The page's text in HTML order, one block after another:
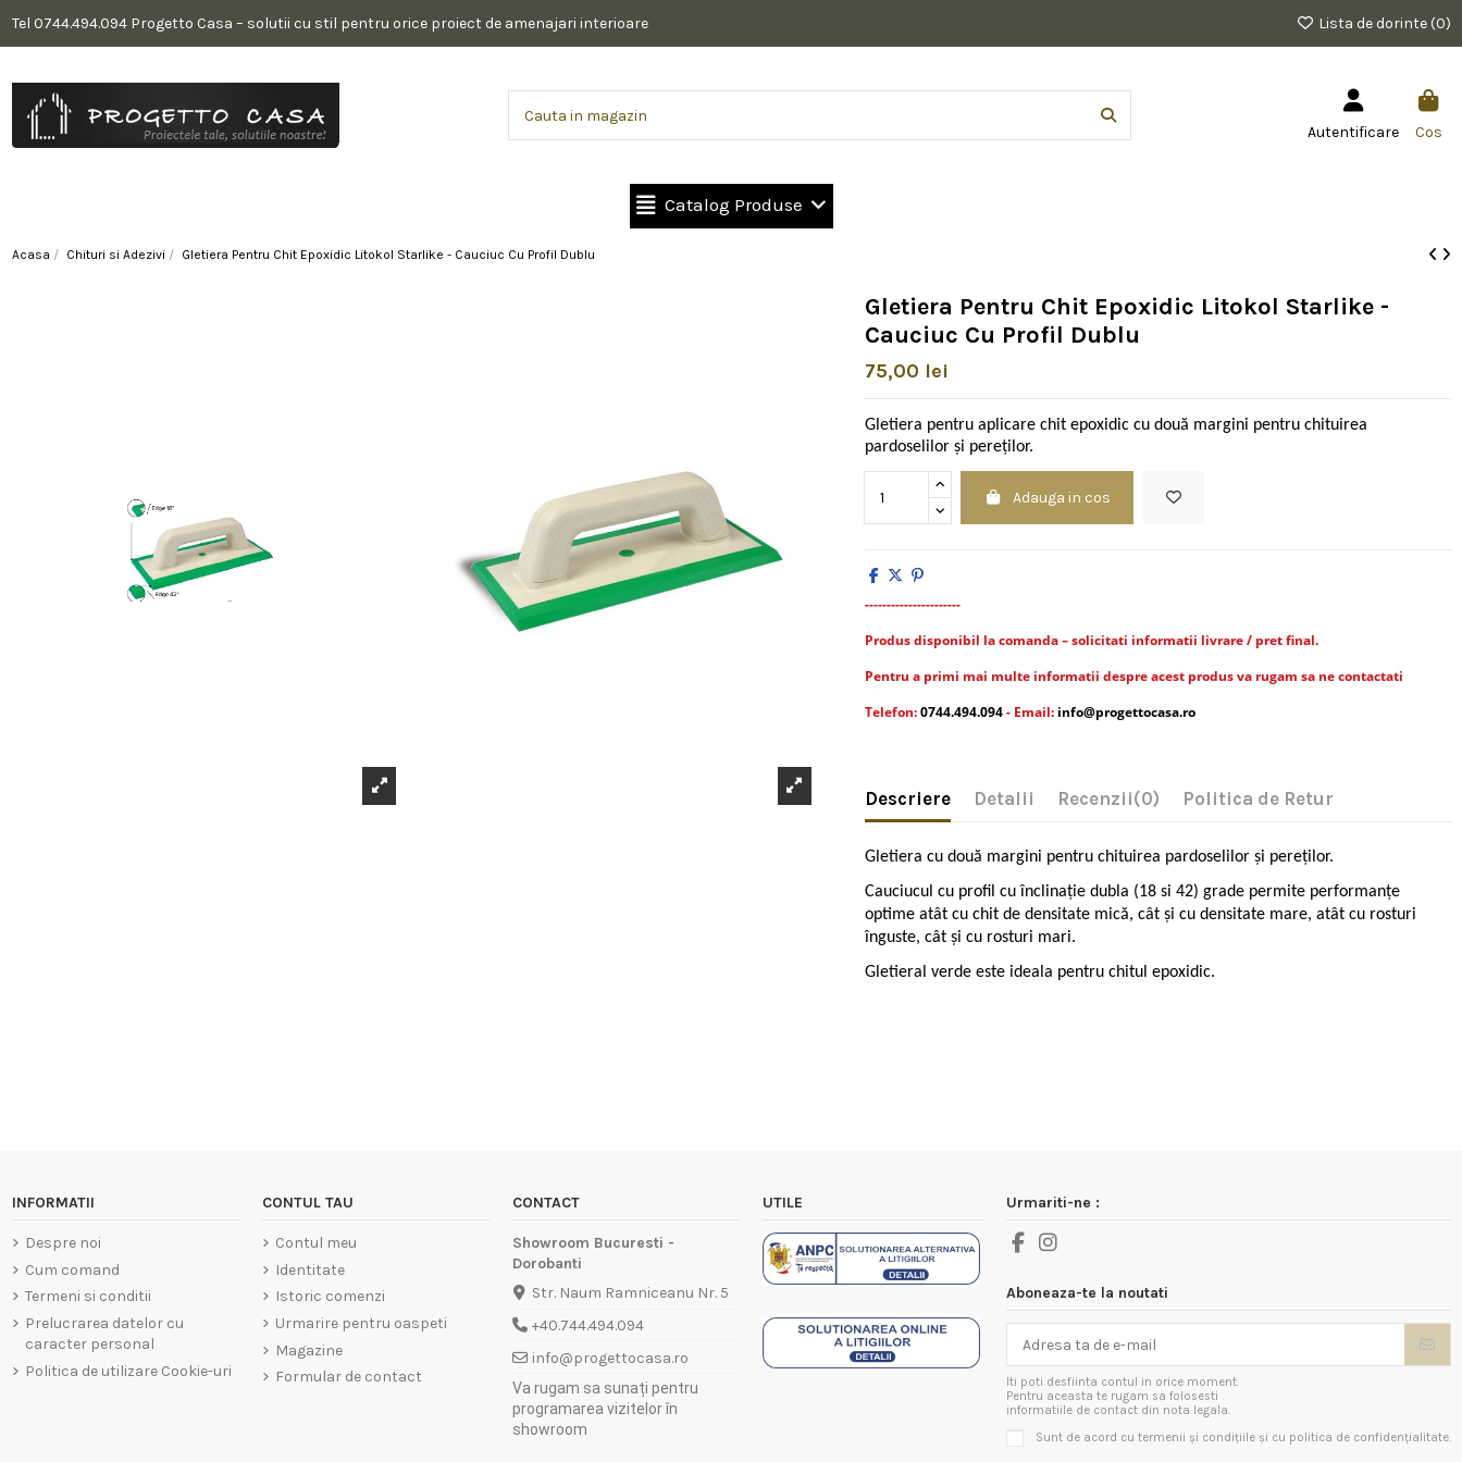
Tel 0744.494.094 Progetto Casa – solutii cu stil pentru orice proiect de amenajari interioare Lista de dorinte (0)
Autentificare Cos
Catalog Produse
Acasa Chituri si Adezivi Gletiera Pentru Chit Epoxidic Litokol Starlike - Cauciuc Cu Profil Dublu
Gletiera Pentru Chit Epoxidic Litokol Starlike -
Cauciuc Cu Profil Dublu
75,00 lei
Gletiera pentru aplicare chit epoxidic cu două margini pentru chituirea
pardoselilor și pereților.
Adauga in cos
----------------------
Produs disponibil la comanda – solicitati informatii livrare / pret final.
Pentru a primi mai multe informatii despre acest produs va rugam sa ne contactati
Telefon:0744.494.094- Email: info@progettocasa.ro
Descriere Detalii Recenzii(0) Politica de Retur
Gletiera cu două margini pentru chituirea pardoselilor și pereților.
Cauciucul cu profil cu înclinație dubla (18 si 42) grade permite performanțe
optime atât cu chit de densitate mică, cât și cu densitate mare, atât cu rosturi
înguste, cât și cu rosturi mari.
Gletieral verde este ideala pentru chitul epoxidic.
INFORMATII
Despre noi
Cum comand
Termeni si conditii
Prelucrarea datelor cu
caracter personal
Politica de utilizare Cookie-uri
CONTUL TAU
Contul meu
Identitate
Istoric comenzi
Urmarire pentru oaspeti
Magazine
Formular de contact
CONTACT
Showroom Bucuresti -
Dorobanti
Str. Naum Ramniceanu Nr. 5
+40.744.494.094
info@progettocasa.ro
Va rugam sa sunați pentru
programarea vizitelor în
showroom
UTILE Urmariti-ne :
Aboneaza-te la noutati
Iti poti desfiinta contul in orice moment.
Pentru aceasta te rugam sa folosesti
informatiile de contact din nota legala.
Sunt de acord cu termenii și condițiile și cu politica de confidențialitate.